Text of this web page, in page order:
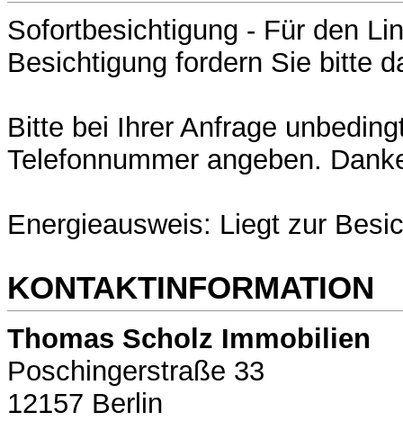
Sofortbesichtigung - Für den
Besichtigung fordern Sie bitte
Bitte bei Ihrer Anfrage
Telefonnummer angeben.
Energieausweis: Liegt zur
KONTAKTINFORMATION
Thomas Scholz Immobilien
Poschingerstraße 33
12157 Berlin